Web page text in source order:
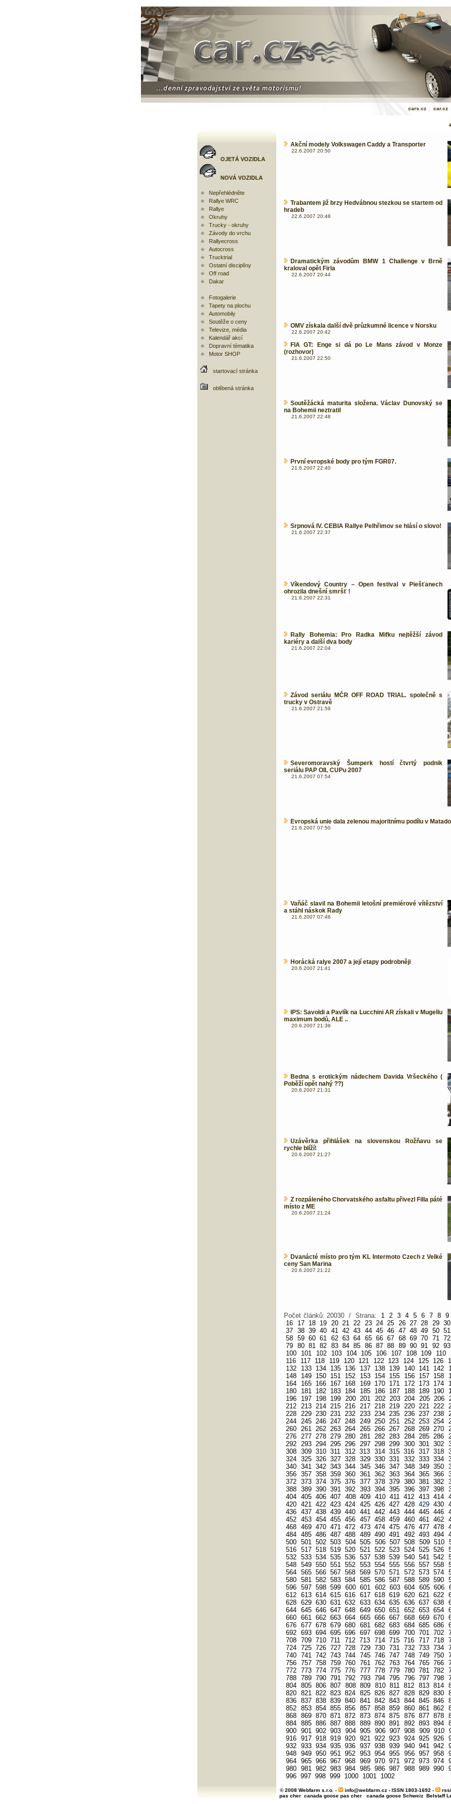
cars.cz | car.cz
OJETÁ VOZIDLA
NOVÁ VOZIDLA
Nepřehlédněte
Rallye WRC
Rallye
Okruhy
Trucky - okruhy
Závody do vrchu
Rallyecross
Autocross
Trucktrial
Ostatní disciplíny
Off road
Dakar
Fotogalerie
Tapety na plochu
Automobily
Soutěže o ceny
Televize, média
Kalendář akcí
Dopravní tématika
Motor SHOP
startovací stránka
oblíbená stránka
Akční modely Volkswagen Caddy a Transporter
22.6.2007 20:50
Trabantem již brzy Hedvábnou stezkou se startem od
hradeb
22.6.2007 20:48
Dramatickým závodům BMW 1 Challenge v Brně
kraloval opět Firla
22.6.2007 20:44
OMV získala další dvě průzkumné licence v Norsku
22.6.2007 20:42
FIA GT: Enge si dá po Le Mans závod v Monze
(rozhovor)
21.6.2007 22:50
Soutěžácká maturita složena. Václav Dunovský se
na Bohemii neztratil
21.6.2007 22:48
První evropské body pro tým FGR07.
21.6.2007 22:40
Srpnová IV. CEBIA Rallye Pelhřimov se hlásí o slovo!
21.6.2007 22:37
Víkendový Country – Open festival v Piešťanech
ohrozila dnešní smršť !
21.6.2007 22:31
Rally Bohemia: Pro Radka Mifku nejtěžší závod
kariéry a další dva body
21.6.2007 22:04
Závod seriálu MČR OFF ROAD TRIAL. společně s
trucky v Ostravě
21.6.2007 21:59
Severomoravský Šumperk hostí čtvrtý podnik
seriálu PAP OIL CUPu 2007
21.6.2007 07:54
Evropská unie dala zelenou majoritnímu podílu v
21.6.2007 07:50
Vaňáč slavil na Bohemii letošní premiérové vítězství
a stáhl náskok Rady
21.6.2007 07:46
Horácká ralye 2007 a její etapy podrobněji
20.6.2007 21:41
IPS: Savoldi a Pavlík na Lucchini AR získali v Mugellu
maximum bodů, ALE ..
20.6.2007 21:39
Bedna s erotickým nádechem Davida Vršeckého (
Poběží opět nahý ??)
20.6.2007 21:31
Uzávěrka přihlášek na slovenskou Rožňavu se
rychle blíží!
20.6.2007 21:27
Z rozpáleného Chorvatského asfaltu přivezl Filla páté
místo z ME
20.6.2007 21:24
Dvanácté místo pro tým KL Intermoto Czech z Velké
ceny San Marina
20.6.2007 21:22
Počet článků: 20030 / Strana: 1 2 3 4 5 6 7 8 9
16
17 18 19 20 21 22 23 24 25 26 27 28 29 30
37 38 39 40 41 42 43 44 45 46 47 48 49 50 51
58 59 60 61 62 63 64 65 66 67 68 69 70 71 72
79 80 81 82 83 84 85 86 87 88 89 90 91 92 93
100
101 102 103 104 105 106 107 108 109 110
116
117 118 119 120 121 122 123 124 125 126
132
133 134 135 136 137 138 139 140 141 142
148
149 150 151 152 153 154 155 156 157 158
164
165 166 167 168 169 170 171 172 173 174
180
181 182 183 184 185 186 187 188 189 190
196
197 198 199 200 201 202 203 204 205 206
212 213 214 215 216 217 218 219 220 221 222
228 229 230 231 232 233 234 235 236 237 238
244 245 246 247 248 249 250 251 252 253 254
260 261 262 263 264 265 266 267 268 269 270
276 277 278 279 280 281 282 283 284 285 286
292 293 294 295 296 297 298 299 300 301 302
308 309 310 311 312 313 314 315 316 317 318
324 325 326 327 328 329 330 331 332 333 334
340 341 342 343 344 345 346 347 348 349 350
356 357 358 359 360 361 362 363 364 365 366
372 373 374 375 376 377 378 379 380 381 382
388 389 390 391 392 393 394 395 396 397 398
404 405 406 407 408 409 410 411 412 413 414
420 421 422 423 424 425 426 427 428 429 430
436 437 438 439 440 441 442 443 444 445 446
452 453 454 455 456 457 458 459 460 461 462
468 469 470 471 472 473 474 475 476 477 478
484 485 486 487 488 489 490 491 492 493 494
500 501 502 503 504 505 506 507 508 509 510
516 517 518 519 520 521 522 523 524 525 526
532 533 534 535 536 537 538 539 540 541 542
548 549 550 551 552 553 554 555 556 557 558
564 565 566 567 568 569 570 571 572 573 574
580 581 582 583 584 585 586 587 588 589 590
596 597 598 599 600 601 602 603 604 605 606
612 613 614 615 616 617 618 619 620 621 622
628 629 630 631 632 633 634 635 636 637 638
644 645 646 647 648 649 650 651 652 653 654
660 661 662 663 664 665 666 667 668 669 670
676 677 678 679 680 681 682 683 684 685 686
692 693 694 695 696 697 698 699 700 701 702
708 709 710 711 712 713 714 715 716 717 718
724 725 726 727 728 729 730 731 732 733 734
740 741 742 743 744 745 746 747 748 749 750
756 757 758 759 760 761 762 763 764 765 766
772 773 774 775 776 777 778 779 780 781 782
788 789 790 791 792 793 794 795 796 797 798
804 805 806 807 808 809 810 811 812 813 814
820 821 822 823 824 825 826 827 828 829 830
836 837 838 839 840 841 842 843 844 845 846
852 853 854 855 856 857 858 859 860 861 862
868 869 870 871 872 873 874 875 876 877 878
884 885 886 887 888 889 890 891 892 893 894
900 901 902 903 904 905 906 907 908 909 910
916 917 918 919 920 921 922 923 924 925 926
932 933 934 935 936 937 938 939 940 941 942
948 949 950 951 952 953 954 955 956 957 958
964 965 966 967 968 969 970 971 972 973 974
980 981 982 983 984 985 986 987 988 989 990
996 997 998 999 1000 1001 1002
© 2008 Webfarm s.r.o. - info@webfarm.cz- ISSN 1803-1692 -
pas cher canada goose pas cher canada goose Schweiz Belstaff